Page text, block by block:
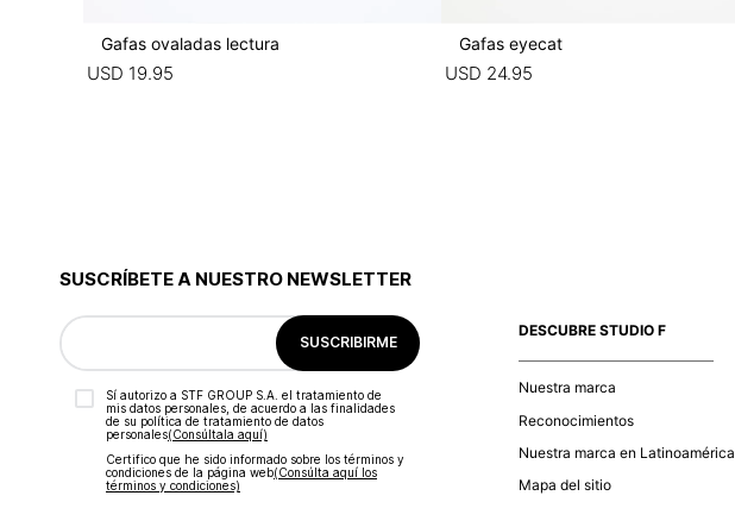
Gafas ovaladas lectura
USD 19.95
Gafas eyecat
USD 24.95
SUSCRÍBETE A NUESTRO NEWSLETTER
SUSCRIBIRME
Sí autorizo a STF GROUP S.A. el tratamiento de
mis datos personales, de acuerdo a las finalidades
de su política de tratamiento de datos
personales‎(Consúltala aquí)
Certifico que he sido informado sobre los términos y
condiciones de la página web‎(Consúlta aquí los
términos y condiciones)
DESCUBRE STUDIO F
Nuestra marca
Reconocimientos
Nuestra marca en Latinoamérica
Mapa del sitio